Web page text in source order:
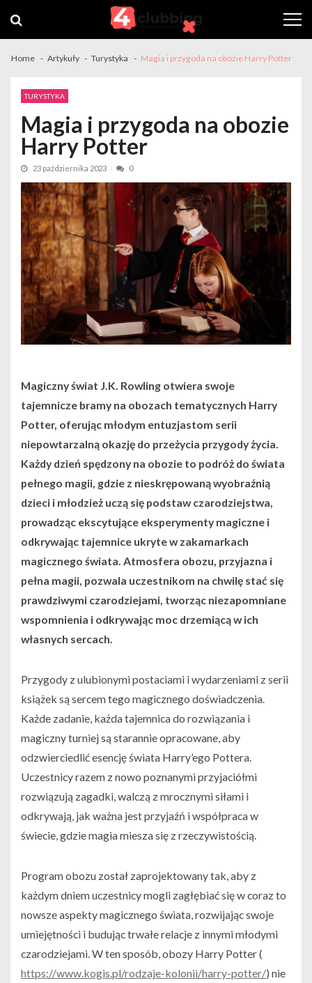
navigation
content
Home Artykuły Turystyka Magia i przygoda na obozie Harry Potter
TURYSTYKA
Magia i przygoda na obozie
Harry Potter
23 października 2023 0
Magiczny świat J.K. Rowling otwiera swoje
tajemnicze bramy na obozach tematycznych Harry
Potter, oferując młodym entuzjastom serii
niepowtarzalną okazję do przeżycia przygody życia.
Każdy dzień spędzony na obozie to podróż do świata
pełnego magii, gdzie z nieskrępowaną wyobraźnią
dzieci i młodzież uczą się podstaw czarodziejstwa,
prowadząc ekscytujące eksperymenty magiczne i
odkrywając tajemnice ukryte w zakamarkach
magicznego świata. Atmosfera obozu, przyjazna i
pełna magii, pozwala uczestnikom na chwilę stać się
prawdziwymi czarodziejami, tworząc niezapomniane
wspomnienia i odkrywając moc drzemiącą w ich
własnych sercach.
Przygody z ulubionymi postaciami i wydarzeniami z serii
książek są sercem tego magicznego doświadczenia.
Każde zadanie, każda tajemnica do rozwiązania i
magiczny turniej są starannie opracowane, aby
odzwierciedlić esencję świata Harry’ego Pottera.
Uczestnicy razem z nowo poznanymi przyjaciółmi
rozwiązują zagadki, walczą z mrocznymi siłami i
odkrywają, jak ważna jest przyjaźń i współpraca w
świecie, gdzie magia miesza się z rzeczywistością.
Program obozu został zaprojektowany tak, aby z
każdym dniem uczestnicy mogli zagłębiać się w coraz to
nowsze aspekty magicznego świata, rozwijając swoje
umiejętności i budując trwałe relacje z innymi młodymi
czarodziejami. W ten sposób, obozy Harry Potter (
https://www.kogis.pl/rodzaje-kolonii/harry-potter/) nie